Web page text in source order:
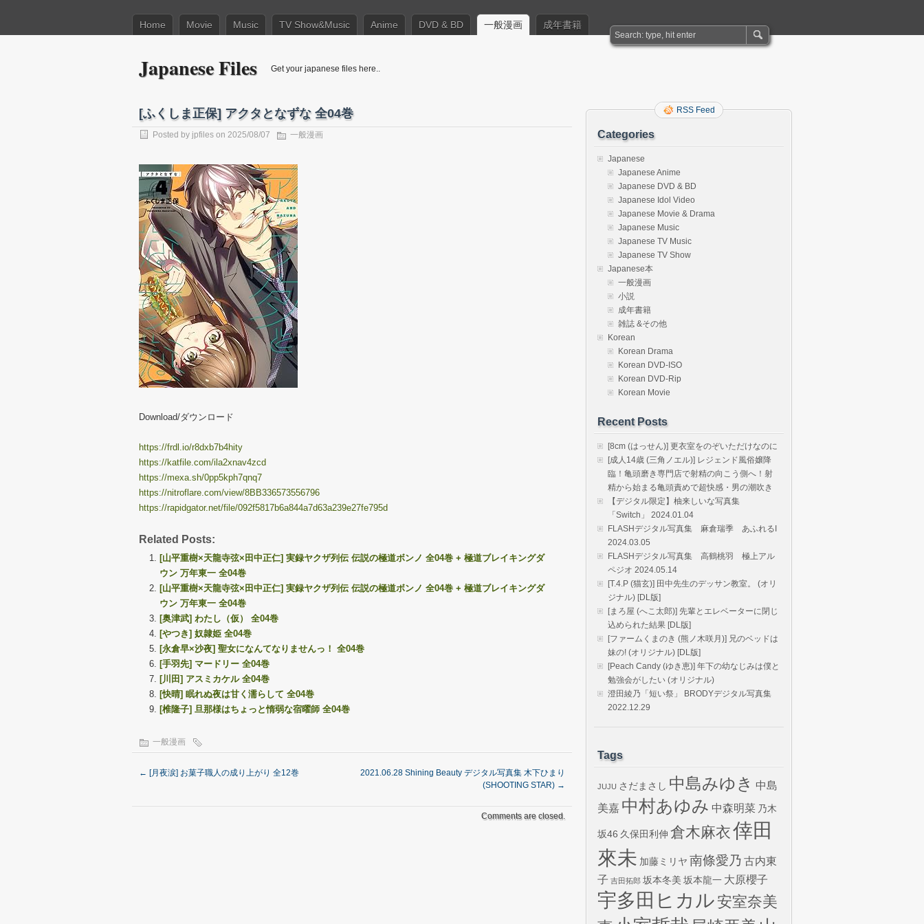
Home Movie Music TV Show&Music Anime DVD & BD 一般漫画 成年書籍
Japanese Files Get your japanese files here..
[ふくしま正保] アクタとなずな 全04巻
Posted by jpfiles on 2025/08/07 一般漫画
Download/ダウンロード
https://frdl.io/r8dxb7b4hity
https://katfile.com/ila2xnav4zcd
https://mexa.sh/0pp5kph7qnq7
https://nitroflare.com/view/8BB336573556796
https://rapidgator.net/file/092f5817b6a844a7d63a239e27fe795d
Related Posts:
[山平重樹×天龍寺弦×田中正仁] 実録ヤクザ列伝 伝説の極道ボンノ 全04巻 + 極道ブレイキングダ
ウン 万年東一 全04巻
[山平重樹×天龍寺弦×田中正仁] 実録ヤクザ列伝 伝説の極道ボンノ 全04巻 + 極道ブレイキングダ
ウン 万年東一 全04巻
[奥津武] わたし（仮） 全04巻
[やつき] 奴隷姫 全04巻
[永倉早×沙夜] 聖女になんてなりませんっ！ 全04巻
[手羽先] マードリー 全04巻
[川田] アスミカケル 全04巻
[快晴] 眠れぬ夜は甘く濡らして 全04巻
[椎隆子] 旦那様はちょっと惰弱な宿曜師 全04巻
一般漫画
← [月夜涙] お菓子職人の成り上がり 全12巻
2021.06.28 Shining Beauty デジタル写真集 木下ひまり
(SHOOTING STAR) →
Comments are closed.
RSS Feed
Categories
Japanese
Japanese Anime
Japanese DVD & BD
Japanese Idol Video
Japanese Movie & Drama
Japanese Music
Japanese TV Music
Japanese TV Show
Japanese本
一般漫画
小説
成年書籍
雑誌 &その他
Korean
Korean Drama
Korean DVD-ISO
Korean DVD-Rip
Korean Movie
Recent Posts
[8cm (はっせん)] 更衣室をのぞいただけなのに
[成人14歳 (三角ノエル)] レジェンド風俗嬢降
臨！亀頭磨き専門店で射精の向こう側へ！射
精から始まる亀頭責めで超快感・男の潮吹き
【デジタル限定】柚来しいな写真集
「Switch」 2024.01.04
FLASHデジタル写真集 麻倉瑞季 あふれるI
2024.03.05
FLASHデジタル写真集 高鶴桃羽 極上アル
ペジオ 2024.05.14
[T.4.P (猫玄)] 田中先生のデッサン教室。 (オリ
ジナル) [DL版]
[まろ屋 (へこ太郎)] 先輩とエレベーターに閉じ
込められた結果 [DL版]
[ファームくまのき (熊ノ木咲月)] 兄のベッドは
妹の! (オリジナル) [DL版]
[Peach Candy (ゆき恵)] 年下の幼なじみは僕と
勉強会がしたい (オリジナル)
澄田綾乃「短い祭」 BRODYデジタル写真集
2022.12.29
Tags
JUJU さだまさし 中島みゆき 中島
美嘉 中村あゆみ 中森明菜 乃木
坂46 久保田利伸 倉木麻衣倖田
來未 加藤ミリヤ 南條愛乃 古内東
子 吉田拓郎 坂本冬美 坂本龍一 大原櫻子
宇多田ヒカル安室奈美